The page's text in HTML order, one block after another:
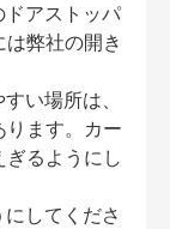
アストッパ
弊社の開き
い場所は、
ます。カー
るようにし
してくださ